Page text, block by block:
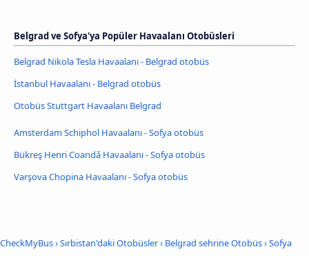
Belgrad ve Sofya'ya Popüler Havaalanı Otobüsleri
Belgrad Nikola Tesla Havaalanı - Belgrad otobüs
İstanbul Havaalanı - Belgrad otobüs
Otobüs Stuttgart Havaalanı Belgrad
Amsterdam Schiphol Havaalanı - Sofya otobüs
Bükreş Henri Coandǎ Havaalanı - Sofya otobüs
Varşova Chopina Havaalanı - Sofya otobüs
CheckMyBus›Sırbistan'daki Otobüsler› Belgrad sehrine Otobüs›Sofya